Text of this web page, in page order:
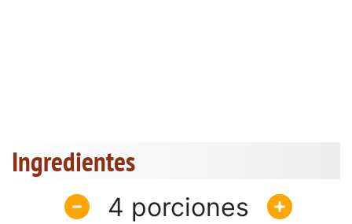
Ingredientes
4